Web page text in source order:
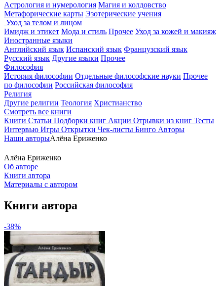
Астрология и нумерология Магия и колдовство
Метафорические карты Эзотерические учения
Уход за телом и лицом
Имидж и этикет Мода и стиль Прочее Уход за кожей и макияж
Иностранные языки
Английский язык Испанский язык Французский язык
Русский язык Другие языки Прочее
Философия
История философии Отдельные философские науки Прочее
по философии Российская философия
Религия
Другие религии Теология Христианство
Смотреть все книги
Книги Статьи Подборки книг Акции Отрывки из книг Тесты
Интервью Игры Открытки Чек-листы Бинго Авторы
Наши авторыАлёна Ериженко
Алёна Ериженко
Об авторе
Книги автора
Материалы с автором
Книги автора
-38%